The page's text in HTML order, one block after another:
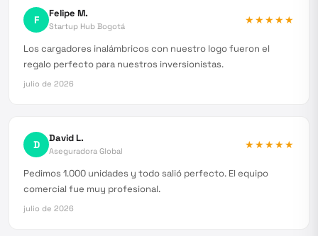
F Felipe M.
Startup Hub Bogotá
★★★★★
Los cargadores inalámbricos con nuestro logo fueron el
regalo perfecto para nuestros inversionistas.
julio de 2026
D David L.
Aseguradora Global
★★★★★
Pedimos 1.000 unidades y todo salió perfecto. El equipo
comercial fue muy profesional.
julio de 2026